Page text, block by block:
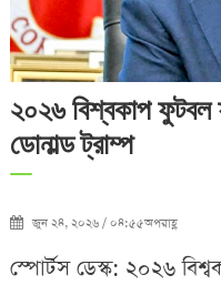
২০২৬ বিশ্বকাপ ফুটবল
ডোনাল্ড ট্রাম্প
জুন ২৪, ২০২৬ / ০৪:৫৫অপরাহ্ণ
স্পোর্টস ডেস্ক: ২০২৬